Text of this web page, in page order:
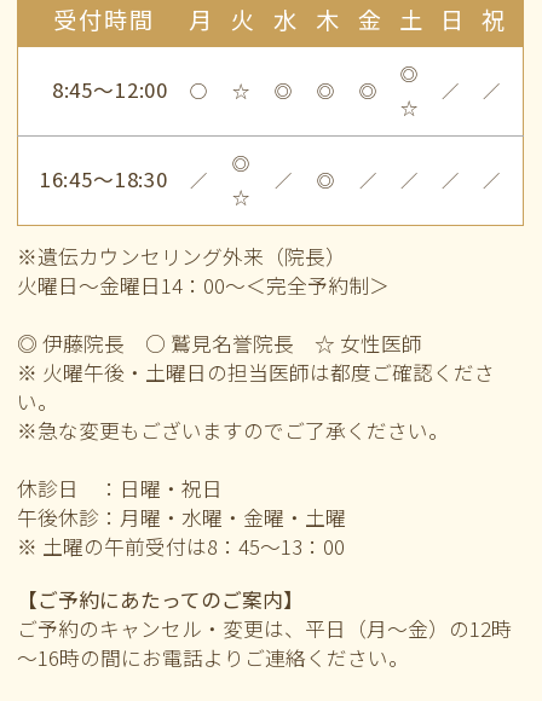
受付時間 月 火 水 木 金 土 日 祝
8:45～12:00 ○ ☆ ◎ ◎ ◎
◎
☆
／ ／
16:45～18:30 ／
◎
☆
／ ◎ ／ ／ ／ ／
※遺伝カウンセリング外来（院長）
火曜日～金曜日14：00～＜完全予約制＞
◎ 伊藤院長 ○ 鷲見名誉院長 ☆ 女性医師
※ 火曜午後・土曜日の担当医師は都度ご確認くださ
い。
※急な変更もございますのでご了承ください。
休診日 ：日曜・祝日
午後休診：月曜・水曜・金曜・土曜
※ 土曜の午前受付は8：45～13：00
【ご予約にあたってのご案内】
ご予約のキャンセル・変更は、平日（月～金）の12時
～16時の間にお電話よりご連絡ください。